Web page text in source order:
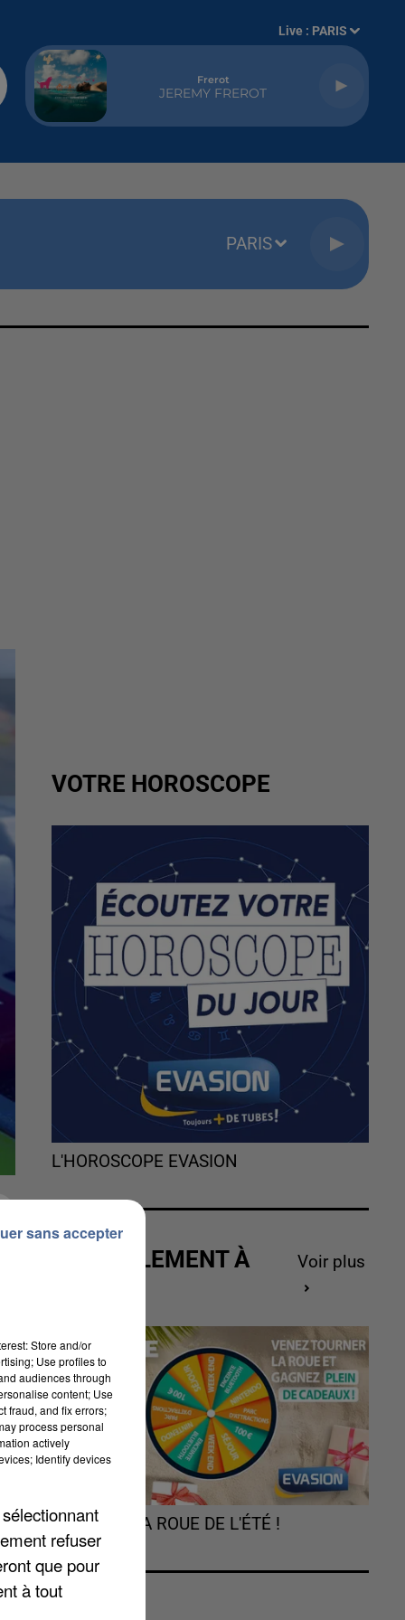
Live : PARIS
Frerot
JEREMY FREROT
PARIS
VOTRE HOROSCOPE
L'HOROSCOPE EVASION
ACTUELLEMENT À
Voir plus
TOURNEZ LA ROUE DE L'ÉTÉ !
Store and/or
Use profiles to
audiences through
content; Use
fraud, and fix errors;
process personal
actively
Identify devices
refuser
que pour
à tout
sans accepter